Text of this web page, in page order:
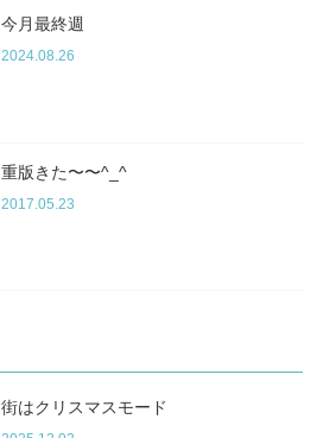
今月最終週
2024.08.26
重版きた〜〜^_^
2017.05.23
街はクリスマスモード